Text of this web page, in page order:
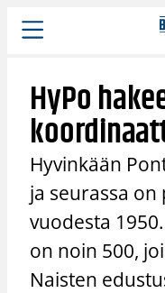
Siirry
sisältöön
HyPo
Hyvinkään
ja seurassa
vuodesta
on noin 500,
Naisten